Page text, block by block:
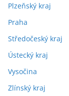
Plzeňský kraj
Praha
Středočeský kraj
Ústecký kraj
Vysočina
Zlínský kraj